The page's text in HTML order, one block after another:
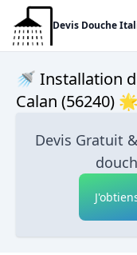
Devis Douche
🚿 Installation
Calan (56240)
Devis Gratuit